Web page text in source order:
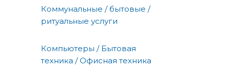
Коммунальные / бытовые /
ритуальные услуги
Компьютеры / Бытовая
техника / Офисная техника